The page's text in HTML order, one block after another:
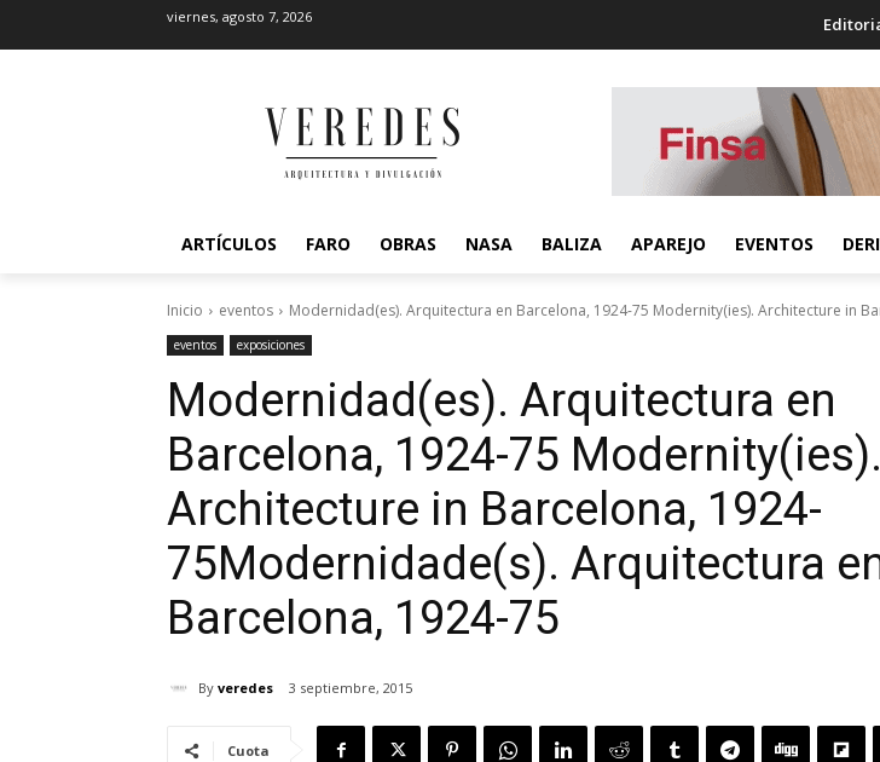
viernes, agosto 7, 2026
ARTÍCULOS FARO OBRAS NASA BALIZA APAREJO EVENTOS
Inicio eventos Modernidad(es). Arquitectura en Barcelona, 1924-75 Modernity(ies). Architecture in
eventos exposiciones
Modernidad(es). Arquitectura en
Barcelona, 1924-75 Modernity(ies).
Architecture in Barcelona, 1924-
75Modernidade(s). Arquitectura
Barcelona, 1924-75
By veredes 3 septiembre, 2015
Cuota